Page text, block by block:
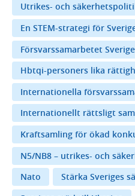
Utrikes- och
En STEM-strategi för
Försvarssamarbetet
Hbtqi-personers lika
Internationella
Internationellt rättsligt
Kraftsamling för ökad
N5/NB8 – utrikes- och
Nato
Stärka Sveriges